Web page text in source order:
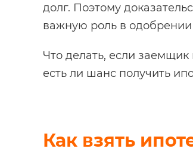
долг. Поэтому
важную роль в одобрении
Что делать, если
есть ли шанс получить
Как взять